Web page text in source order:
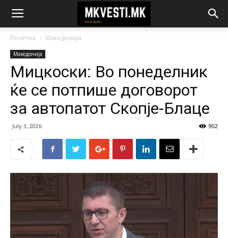
Почетна Македонија
Македонија
Мицкоски: Во понеделник
ќе се потпише договорот
за автопатот Скопје-Блаце
July 3, 2026 902